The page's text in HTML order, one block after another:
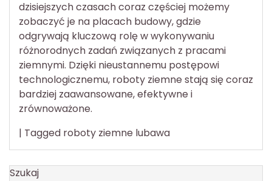
dzisiejszych czasach coraz częściej możemy
zobaczyć je na placach budowy, gdzie
odgrywają kluczową rolę w wykonywaniu
różnorodnych zadań związanych z pracami
ziemnymi. Dzięki nieustannemu postępowi
technologicznemu, roboty ziemne stają się coraz
bardziej zaawansowane, efektywne i
zrównoważone.
| Tagged roboty ziemne lubawa
Szukaj